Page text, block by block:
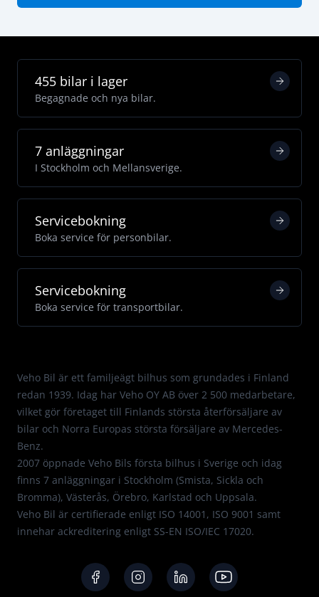
455 bilar i lager
Begagnade och nya bilar.
7 anläggningar
I Stockholm och Mellansverige.
Servicebokning
Boka service för personbilar.
Servicebokning
Boka service för transportbilar.
Veho Bil är ett familjeägt bilhus som grundades i Finland
redan 1939. Idag har Veho OY AB över 2 500 medarbetare,
vilket gör företaget till Finlands största återförsäljare av
bilar och Norra Europas största försäljare av Mercedes-
Benz.
2007 öppnade Veho Bils första bilhus i Sverige och idag
finns 7 anläggningar i Stockholm (Smista, Sickla och
Bromma), Västerås, Örebro, Karlstad och Uppsala.
Veho Bil är certifierade enligt ISO 14001 , ISO 9001 samt
innehar ackreditering enligt SS-EN ISO/IEC 17020.